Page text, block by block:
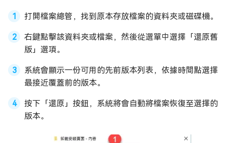
打開檔案總管，找到原本存放檔案的資料夾或磁碟機。
右鍵點擊該資料夾或檔案，然後從選單中選擇「還原舊
版」選項。
系統會顯示一份可用的先前版本列表，依據時間點選擇
最接近覆蓋前的版本。
按下「還原」按鈕，系統將會自動將檔案恢復至選擇的
版本。